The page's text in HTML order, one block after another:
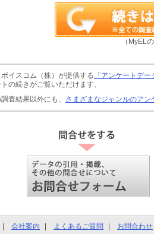
（MyEL
ボイスコム（株）が提供する 「アンケートデ
の続きがご覧いただけます。
調査結果以外にも、 さまざまなジャンルのアン
会社案内 よくあるご質問 お問合わせ